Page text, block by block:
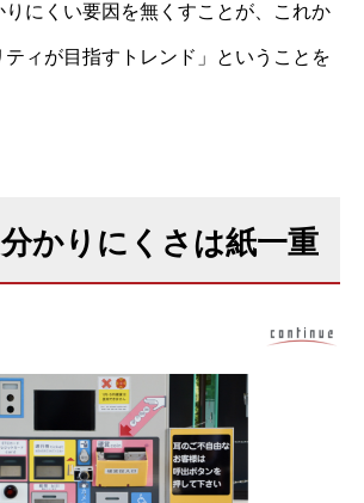
にくい要因を無くすことが、これか
ティが目指すトレンド」ということを
かりにくさは紙一重